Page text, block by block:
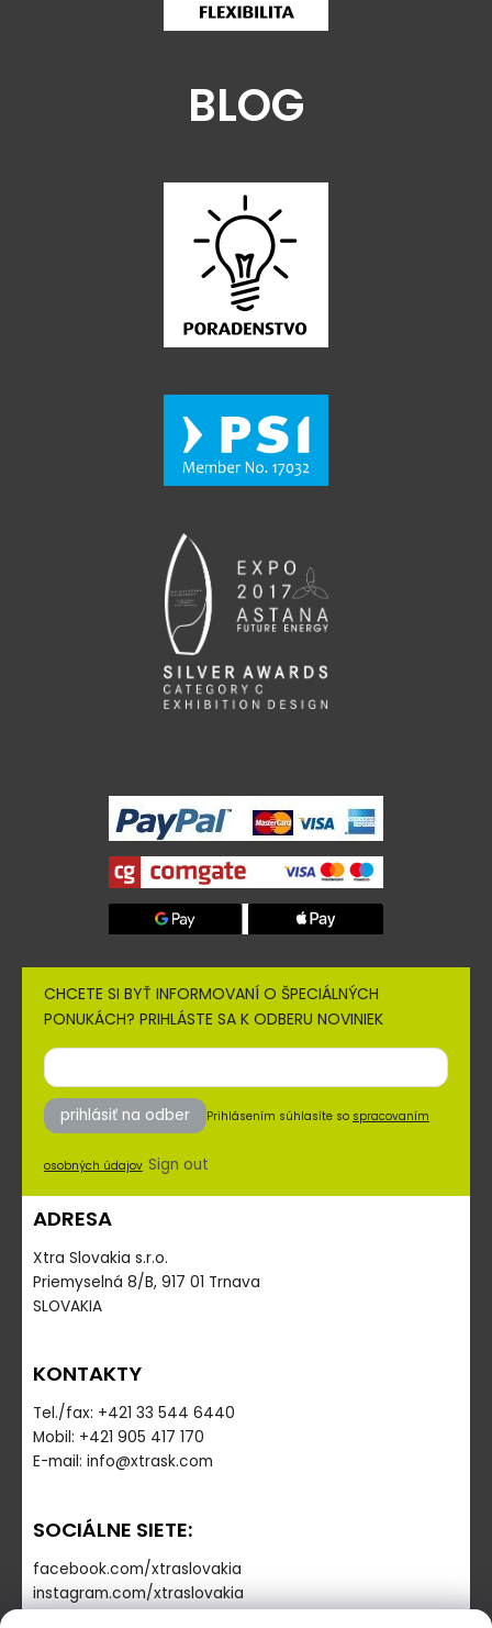
BLOG
CHCETE SI BYŤ INFORMOVANÍ O ŠPECIÁLNÝCH
PONUKÁCH? PRIHLÁSTE SA K ODBERU NOVINIEK
prihlásiť na odber Prihlásením súhlasíte so spracovaním
osobných údajov Sign out
ADRESA
Xtra Slovakia s.r.o.
Priemyselná 8/B, 917 01 Trnava
SLOVAKIA
KONTAKTY
Tel./fax: +421 33 544 6440
Mobil: +421 905 417 170
E-mail: info@xtrask.com
SOCIÁLNE SIETE:
facebook.com/xtraslovakia
instagram.com/xtraslovakia